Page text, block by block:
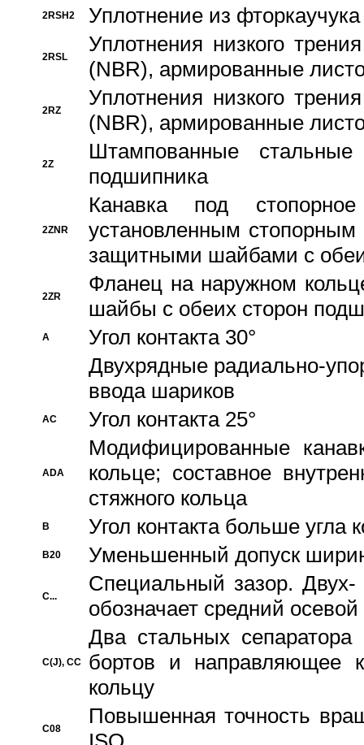
2RSH2 Уплотнение из
2RSL
Уплотнения низкого
(NBR), армированные
2RZ
Уплотнения низкого
(NBR), армированные
2Z
Штампованные
подшипника
2ZNR
Канавка под
установленным
защитными шайбами с
2ZR
Фланец на наружном
шайбы с обеих сторон
A
Угол контакта 30°
Двухрядные радиально-
ввода шариков
AC Угол контакта 25°
ADA
Модифицированные
кольце; составное
стяжного кольца
B Угол контакта больше угла
B20 Уменьшенный допуск
C...
Специальный зазор.
обозначает средний
C(J), CC
Два стальных сепаратора
бортов и направляющее
кольцу
C08
Повышенная точность